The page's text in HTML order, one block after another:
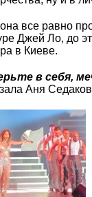
все равно
Джей Ло, до
в Киеве.
в себя,
Аня